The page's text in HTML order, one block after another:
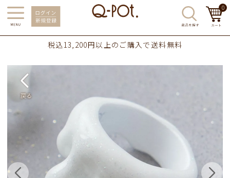
0
税込13,200円以上のご購入で送料無料